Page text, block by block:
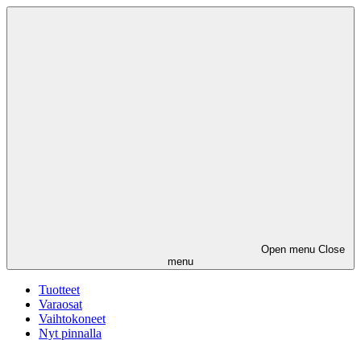
Open menu Close
menu
Tuotteet
Varaosat
Vaihtokoneet
Nyt pinnalla